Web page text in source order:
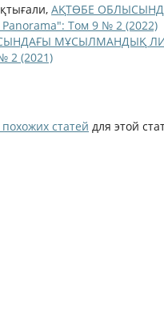
АҚТӨБЕ
Том 9 № 2 (2022)
МҰСЫЛМАНДЫҚ
2 (2021)
статей для этой